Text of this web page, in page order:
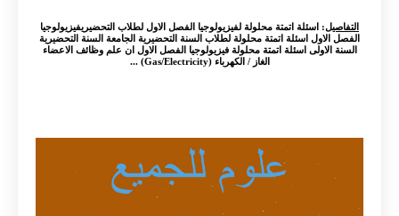
التفاصيل: اسئلة اتمتة محلولة لفيزيولوجيا الفصل الاول لطلاب التحضيريفيزيولوجيا
الفصل الاول اسئلة اتمتة محلولة لطلاب السنة التحضيرية الجامعة السنة التحضيرية
السنة الاولى اسئلة اتمتة محلولة فيزيولوجيا الفصل الاول ان علم وظائف الاعضاء
الغاز / الكهرباء (Gas/Electricity) ...